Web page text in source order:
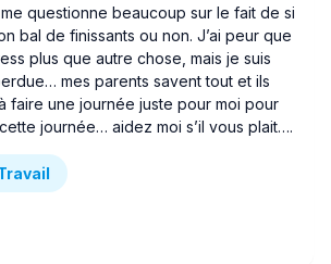
questionne beaucoup sur le fait de si
bal de finissants ou non. J’ai peur que
plus que autre chose, mais je suis
mes parents savent tout et ils
faire une journée juste pour moi pour
journée… aidez moi s’il vous plait….